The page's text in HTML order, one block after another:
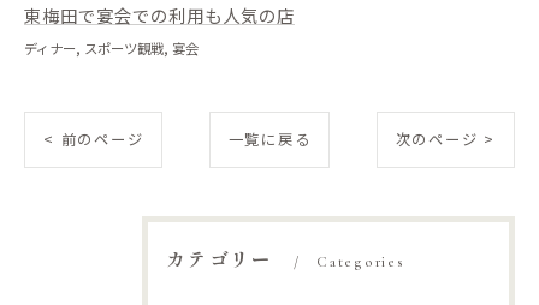
東梅田で宴会での利用も人気の店
ディナー スポーツ観戦 宴会
< 前のページ 一覧に戻る 次のページ >
カテゴリー Categories